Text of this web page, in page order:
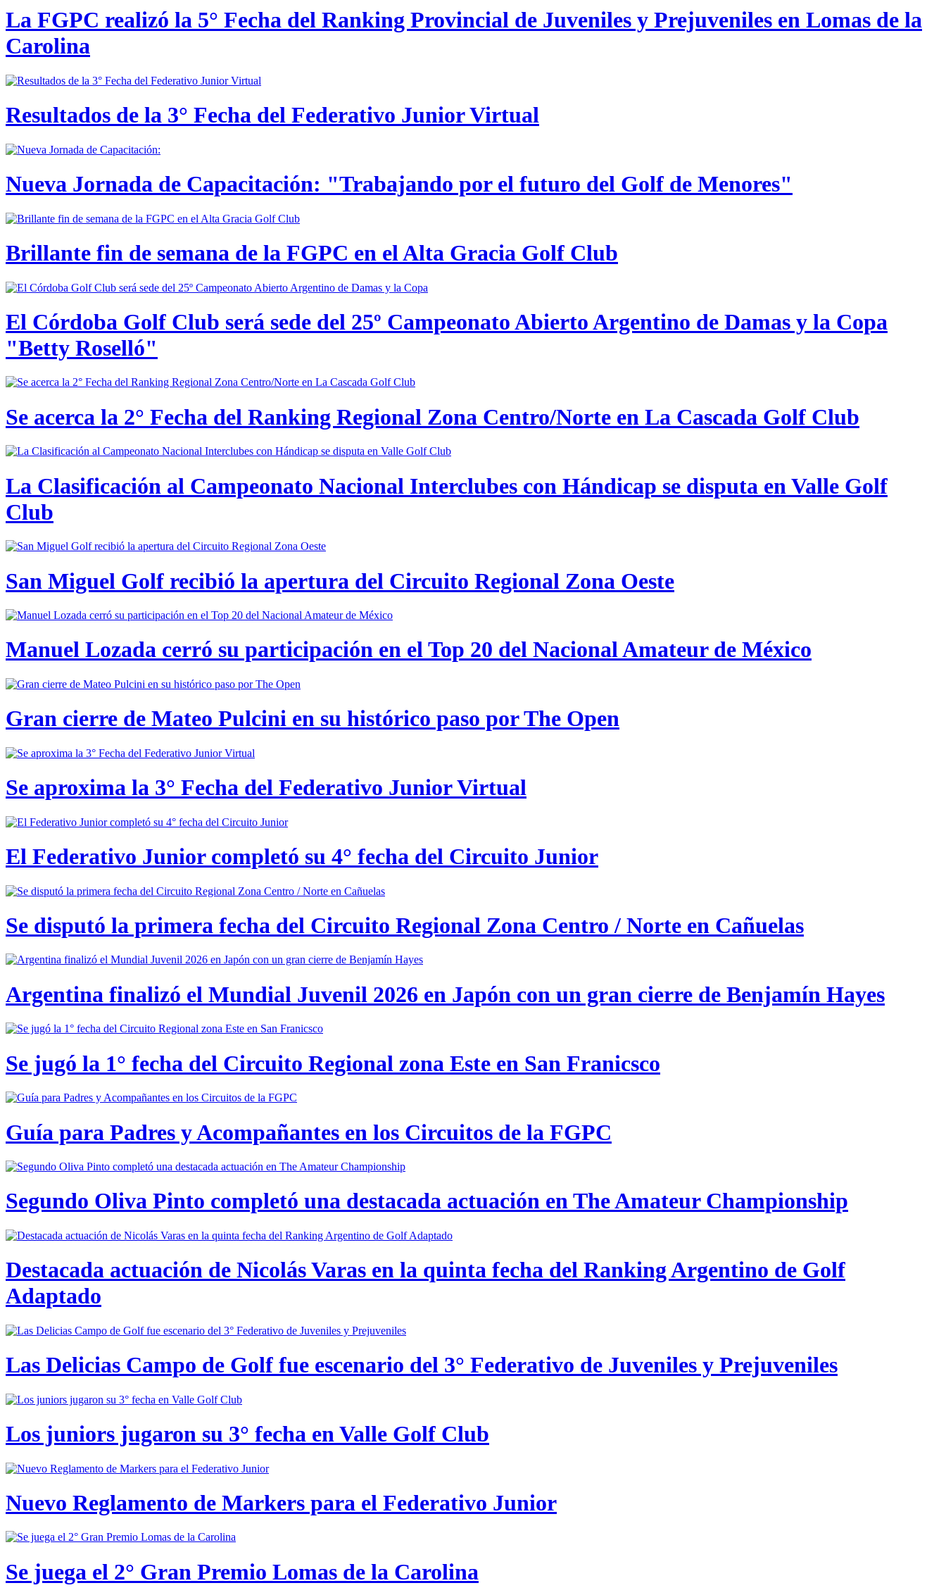
La FGPC realizó la 5° Fecha del Ranking Provincial de Juveniles y Prejuveniles en Lomas de la
Carolina
Resultados de la 3° Fecha del Federativo Junior Virtual
Nueva Jornada de Capacitación: "Trabajando por el futuro del Golf de Menores"
Brillante fin de semana de la FGPC en el Alta Gracia Golf Club
El Córdoba Golf Club será sede del 25º Campeonato Abierto Argentino de Damas y la Copa
"Betty Roselló"
Se acerca la 2° Fecha del Ranking Regional Zona Centro/Norte en La Cascada Golf Club
La Clasificación al Campeonato Nacional Interclubes con Hándicap se disputa en Valle Golf
Club
San Miguel Golf recibió la apertura del Circuito Regional Zona Oeste
Manuel Lozada cerró su participación en el Top 20 del Nacional Amateur de México
Gran cierre de Mateo Pulcini en su histórico paso por The Open
Se aproxima la 3° Fecha del Federativo Junior Virtual
El Federativo Junior completó su 4° fecha del Circuito Junior
Se disputó la primera fecha del Circuito Regional Zona Centro / Norte en Cañuelas
Argentina finalizó el Mundial Juvenil 2026 en Japón con un gran cierre de Benjamín Hayes
Se jugó la 1° fecha del Circuito Regional zona Este en San Franicsco
Guía para Padres y Acompañantes en los Circuitos de la FGPC
Segundo Oliva Pinto completó una destacada actuación en The Amateur Championship
Destacada actuación de Nicolás Varas en la quinta fecha del Ranking Argentino de Golf
Adaptado
Las Delicias Campo de Golf fue escenario del 3° Federativo de Juveniles y Prejuveniles
Los juniors jugaron su 3° fecha en Valle Golf Club
Nuevo Reglamento de Markers para el Federativo Junior
Se juega el 2° Gran Premio Lomas de la Carolina